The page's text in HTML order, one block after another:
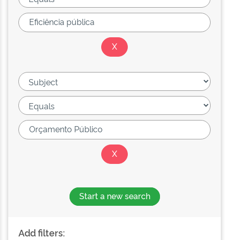
Start a new search
Add filters: